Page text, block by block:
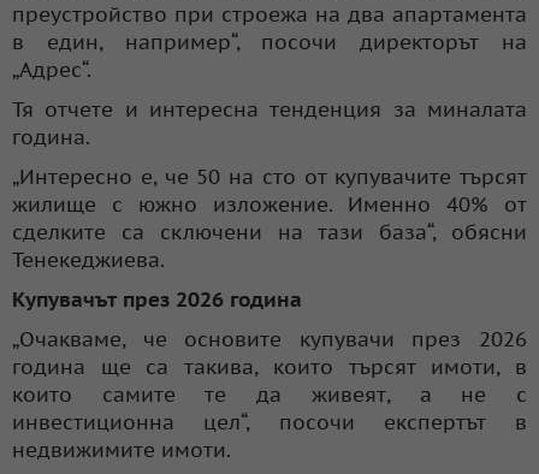
преустройство при строежа на два апартамента
в един, например“, посочи директорът на
„Адрес“.
Тя отчете и интересна тенденция за миналата
година.
„Интересно е, че 50 на сто от купувачите търсят
жилище с южно изложение. Именно 40% от
сделките са сключени на тази база“, обясни
Тенекеджиева.
Купувачът през 2026 година
„Очакваме, че основите купувачи през 2026
година ще са такива, които търсят имоти, в
които самите те да живеят, а не с
инвестиционна цел“, посочи експертът в
недвижимите имоти.